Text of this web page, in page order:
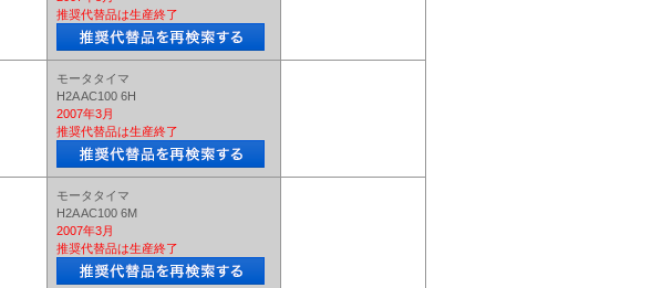
推奨代替品は生産終了
モータタイマ
H2A AC100 6H
2007年3月
推奨代替品は生産終了
モータタイマ
H2A AC100 6M
2007年3月
推奨代替品は生産終了